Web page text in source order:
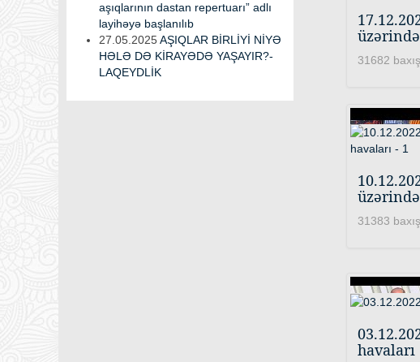
31682
31383
havaları
aşıqlarının dastan repertuarı” adlı
layihəyə başlanılıb
27.05.2025AŞIQLAR BİRLİYİ NİYƏ
HƏLƏ DƏ KİRAYƏDƏ YAŞAYIR?-
LAQEYDLİK